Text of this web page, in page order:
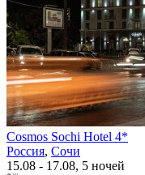
Cosmos Sochi Hotel 4*
Россия, Сочи
15.08 - 17.08, 5 ночей